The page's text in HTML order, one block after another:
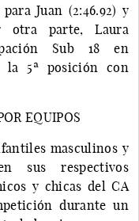
Juan (2:46.92) y
otra parte, Laura
Sub 18 en
la 5ª posición con
EQUIPOS
masculinos y
sus respectivos
y chicas del CA
durante un